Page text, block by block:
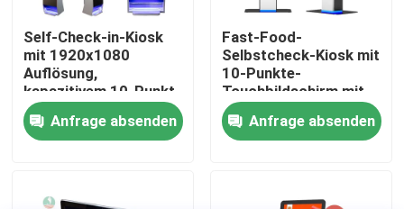
Qualitätskontrolle
Kontaktiere uns
Nachrichten
Blog
Self-Check-in-Kiosk
mit 1920x1080
Auflösung,
kapazitivem 10-Punkt-
Touchscreen und Intel
Core i5 Prozessor
Anfrage absenden
Fast-Food-
Selbstcheck-Kiosk mit
10-Punkte-
Touchbildschirm mit
Auflösung 1920X1080
und
Gesichtserkennung für
Anfrage absenden